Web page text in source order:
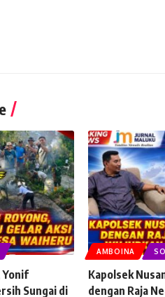
Yonif
Sungai di
AMBOINA
Kapolsek
dengan Raja